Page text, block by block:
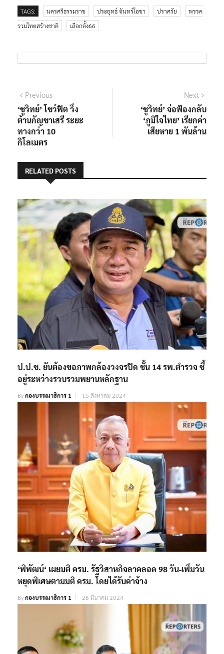
TAGS: นครศรีธรรมราช ประยุทธ์ จันทร์โอชา ปราศรัย
พรรค
รวมไทยสร้างชาติ
เลือกตั้ง66
แนะแนว
เรื่อง
PreviousPrevious
post:
‘ชูวิทย์’ โชว์ฟิต วิ่ง
ต้านกัญชาเสรี ระยะ
ทางกว่า 10
กิโลเมตร
Next
post:
‘ชูวิทย์’ จ่อฟ้องกลับ
‘ภูมิใจไทย’ เรียกค่า
เสียหาย 1 พันล้าน
RELATED POSTS
ป.ป.ช. ยันต้องขอภาพกล้องวงจรปิด ชั้น 14 รพ.ตำรวจ ชี้
อยู่ระหว่างรวบรวมพยานหลักฐาน
Byกองบรรณาธิการ 1 15 สิงหาคม 2024
‘พิพัฒน์‘ เผยมติ ครม. รัฐวิสาหกิจลาคลอด 98 วัน-เพิ่มวัน
หยุดพิเศษตามมติ ครม. โดยได้รับค่าจ้าง
Byกองบรรณาธิการ 1 26 มีนาคม 2024